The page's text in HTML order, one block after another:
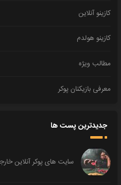
کازینو آنلاین
کازینو هولدم
مطالب ویژه
معرفی بازیکنان پوکر
جدیدترین پست ها
سایت های پوکر آنلاین